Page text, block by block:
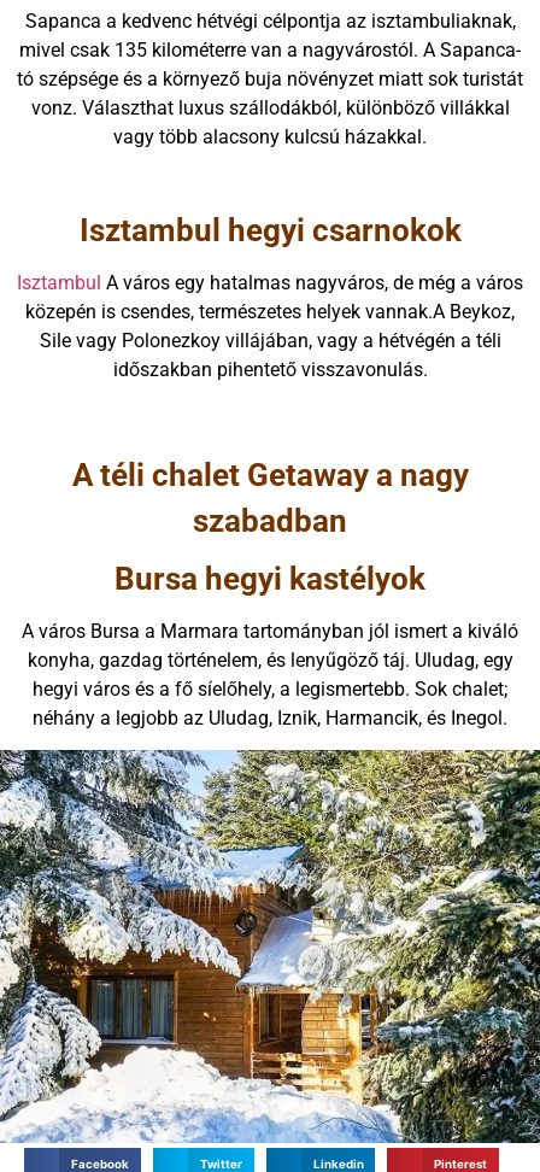
Sapanca a kedvenc hétvégi célpontja az isztambuliaknak,
mivel csak 135 kilométerre van a nagyvárostól. A Sapanca-
tó szépsége és a környező buja növényzet miatt sok turistát
vonz. Választhat luxus szállodákból, különböző villákkal
vagy több alacsony kulcsú házakkal.
Isztambul hegyi csarnokok
Isztambul A város egy hatalmas nagyváros, de még a város
közepén is csendes, természetes helyek vannak.A Beykoz,
Sile vagy Polonezkoy villájában, vagy a hétvégén a téli
időszakban pihentető visszavonulás.
A téli chalet Getaway a nagy
szabadban
Bursa hegyi kastélyok
A város Bursa a Marmara tartományban jól ismert a kiváló
konyha, gazdag történelem, és lenyűgöző táj. Uludag, egy
hegyi város és a fő síelőhely, a legismertebb. Sok chalet;
néhány a legjobb az Uludag, Iznik, Harmancik, és Inegol.
Facebook Twitter Linkedin Pinterest